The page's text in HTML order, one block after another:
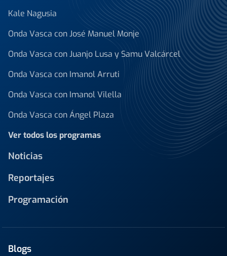
Kale Nagusia
Onda Vasca con José Manuel Monje
Onda Vasca con Juanjo Lusa y Samu Valcárcel
Onda Vasca con Imanol Arruti
Onda Vasca con Imanol Vilella
Onda Vasca con Ángel Plaza
Ver todos los programas
Noticias
Reportajes
Programación
Blogs